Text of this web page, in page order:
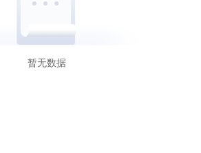
暂无数据